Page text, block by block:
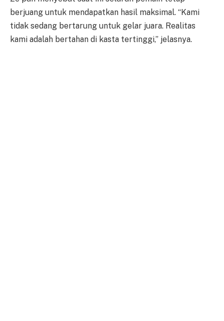
berjuang untuk mendapatkan hasil maksimal. “Kami
tidak sedang bertarung untuk gelar juara. Realitas
kami adalah bertahan di kasta tertinggi,” jelasnya.